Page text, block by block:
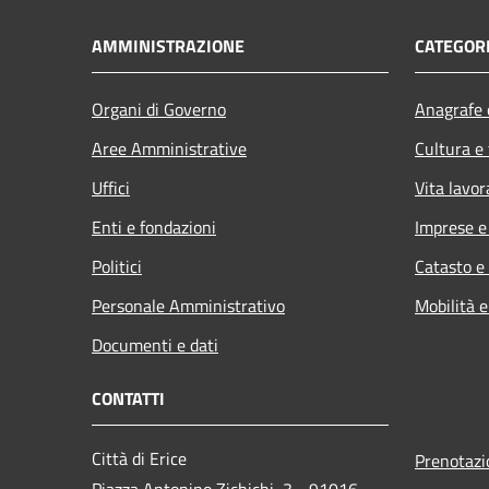
AMMINISTRAZIONE
Organi di Governo
Aree Amministrative
Uffici
Enti e fondazioni
Politici
Personale Amministrativo
Documenti e dati
Cultura
Vita
Imprese
Catasto
Mobilità
CONTATTI
Città di Erice